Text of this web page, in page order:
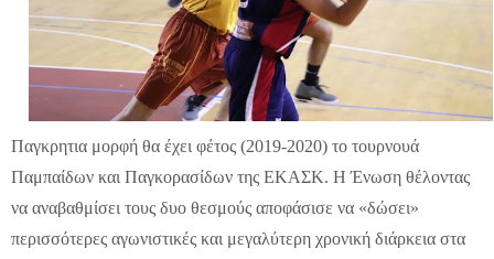
Παγκρητια μορφή θα έχει φέτος (2019-2020) το τουρνουά
Παμπαίδων και Παγκορασίδων της ΕΚΑΣΚ. Η Ένωση θέλοντας
να αναβαθμίσει τους δυο θεσμούς αποφάσισε να «δώσει»
περισσότερες αγωνιστικές και μεγαλύτερη χρονική διάρκεια στα